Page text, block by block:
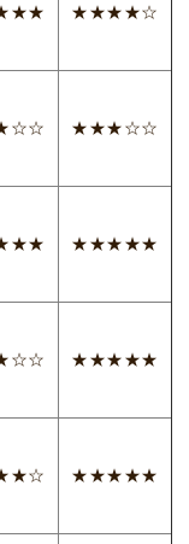
★★★★☆
★★★☆☆
★★★★★
★★★★★
★★★★★